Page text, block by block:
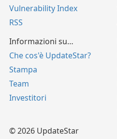
Vulnerability Index
RSS
Informazioni su…
Che cos'è UpdateStar?
Stampa
Team
Investitori
© 2026 UpdateStar